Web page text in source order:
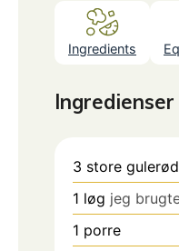
Ingredients
Ingredienser
3 store
1 løg jeg
1 porre